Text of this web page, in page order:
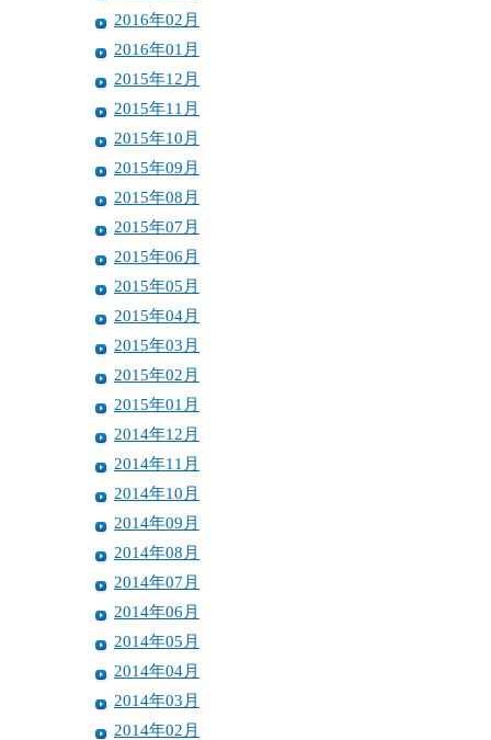
2016年02月
2016年01月
2015年12月
2015年11月
2015年10月
2015年09月
2015年08月
2015年07月
2015年06月
2015年05月
2015年04月
2015年03月
2015年02月
2015年01月
2014年12月
2014年11月
2014年10月
2014年09月
2014年08月
2014年07月
2014年06月
2014年05月
2014年04月
2014年03月
2014年02月